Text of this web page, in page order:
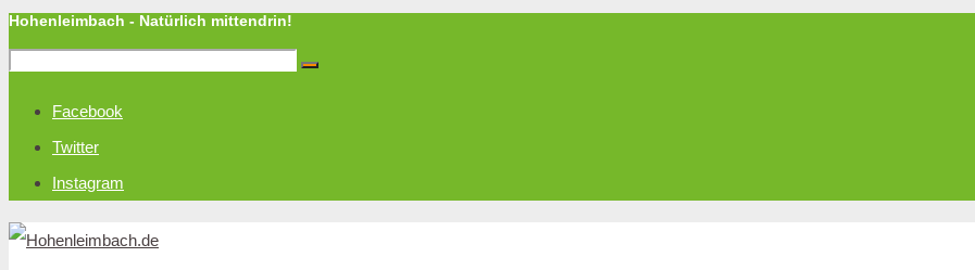
Hohenleimbach - Natürlich mittendrin!
Facebook
Twitter
Instagram